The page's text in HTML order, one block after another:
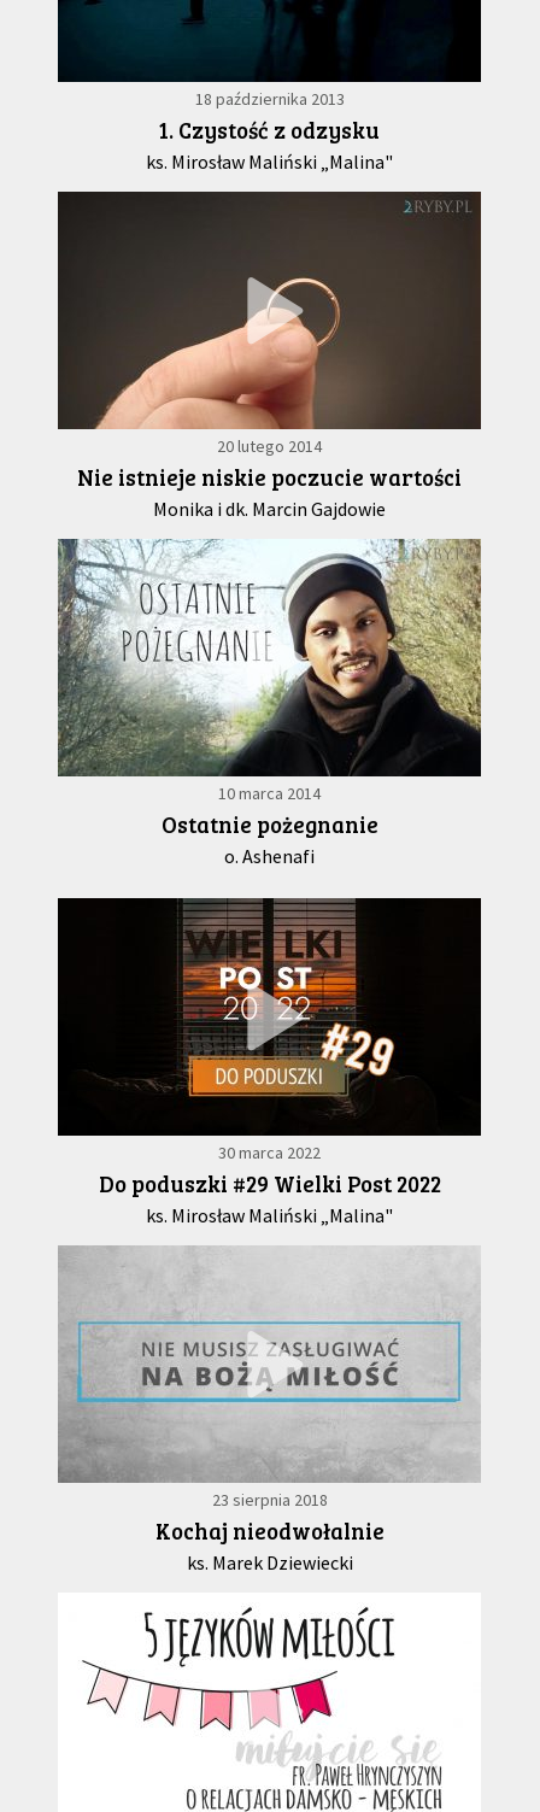
18 października 2013
1. Czystość z odzysku
ks. Mirosław Maliński „Malina"
20 lutego 2014
Nie istnieje niskie poczucie wartości
Monika i dk. Marcin Gajdowie
10 marca 2014
Ostatnie pożegnanie
o. Ashenafi
30 marca 2022
Do poduszki #29 Wielki Post 2022
ks. Mirosław Maliński „Malina"
23 sierpnia 2018
Kochaj nieodwołalnie
ks. Marek Dziewiecki